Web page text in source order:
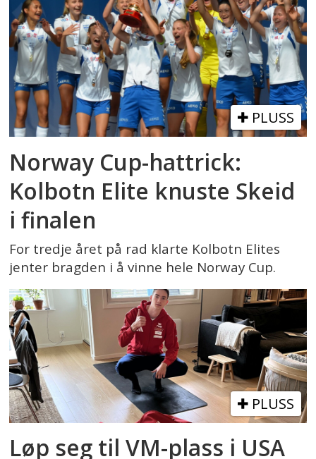
PLUSS
Norway Cup-hattrick:
Kolbotn Elite knuste Skeid
i finalen
For tredje året på rad klarte Kolbotn Elites
jenter bragden i å vinne hele Norway Cup.
PLUSS
Løp seg til VM-plass i USA